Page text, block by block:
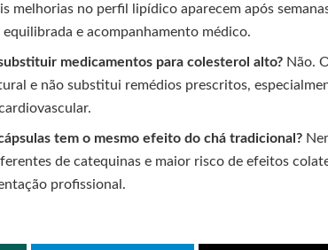
melhorias no perfil lipídico aparecem após
equilibrada e acompanhamento médico.
medicamentos para colesterol alto? Não.
e não substitui remédios prescritos,
tem o mesmo efeito do chá tradicional?
de catequinas e maior risco de efeitos
profissional.